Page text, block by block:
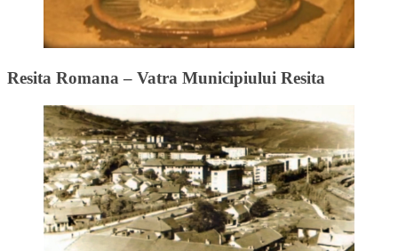
Resita Romana – Vatra Municipiului Resita